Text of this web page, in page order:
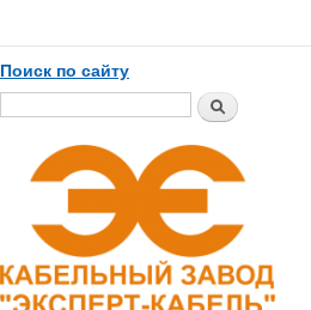
Поиск по сайту
Поиск